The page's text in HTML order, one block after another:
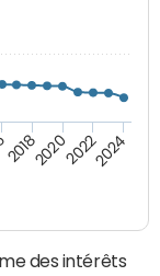
2018202020222024
des intérêts